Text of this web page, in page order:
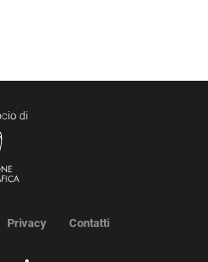
Privacy Contatti